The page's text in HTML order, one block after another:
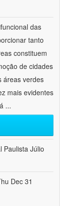
das
tanto
constituem
de cidades
áreas verdes
mais evidentes
...
Paulista Júlio
Dec 31